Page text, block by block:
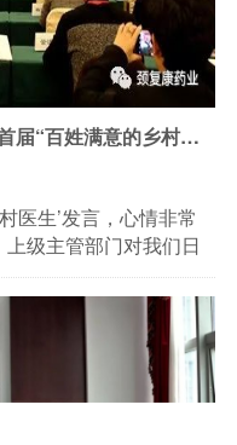
颈复康药业心系基层 情暖乡医--- 首届“百姓满意的乡村医生”评选活动圆满落幕
医生’发言，心情非常
级主管部门对我们日
受鼓舞……”来自云南省
激动地说道。...